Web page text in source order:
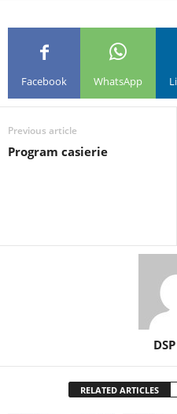
Facebook WhatsApp
Previous article
Program casierie
RELATED ARTICLES